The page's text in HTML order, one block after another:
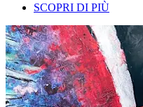
SCOPRI DI PIÙ